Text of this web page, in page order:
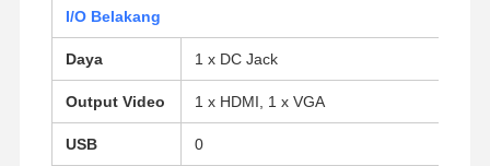
Kami
Sekarang
Firewall Mini PC
PC Mini Industri
I/O Belakang
Daya 1 x DC Jack
Output Video 1 x HDMI, 1 x VGA
USB 0